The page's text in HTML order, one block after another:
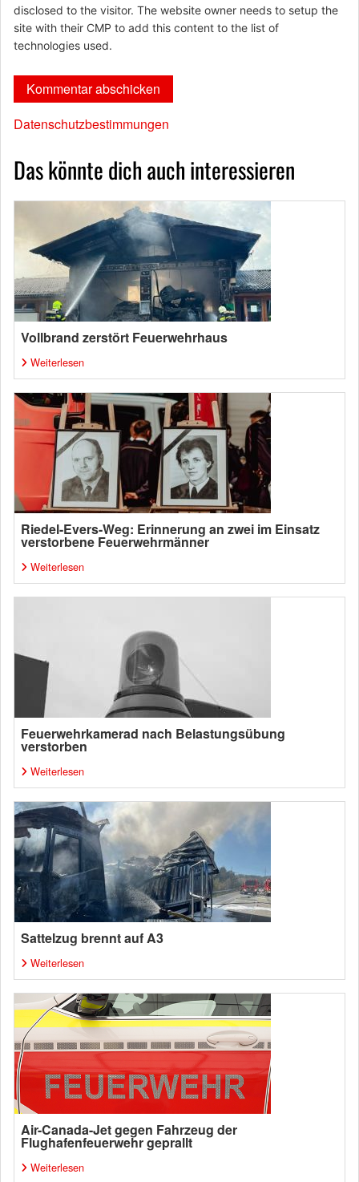
disclosed to the visitor. The website owner needs to setup the
site with their CMP to add this content to the list of
technologies used.
Datenschutzbestimmungen
Das könnte dich auch interessieren
Vollbrand zerstört Feuerwehrhaus
Weiterlesen
Riedel-Evers-Weg: Erinnerung an zwei im Einsatz
verstorbene Feuerwehrmänner
Weiterlesen
Feuerwehrkamerad nach Belastungsübung
verstorben
Weiterlesen
Sattelzug brennt auf A3
Weiterlesen
Air-Canada-Jet gegen Fahrzeug der
Flughafenfeuerwehr geprallt
Weiterlesen